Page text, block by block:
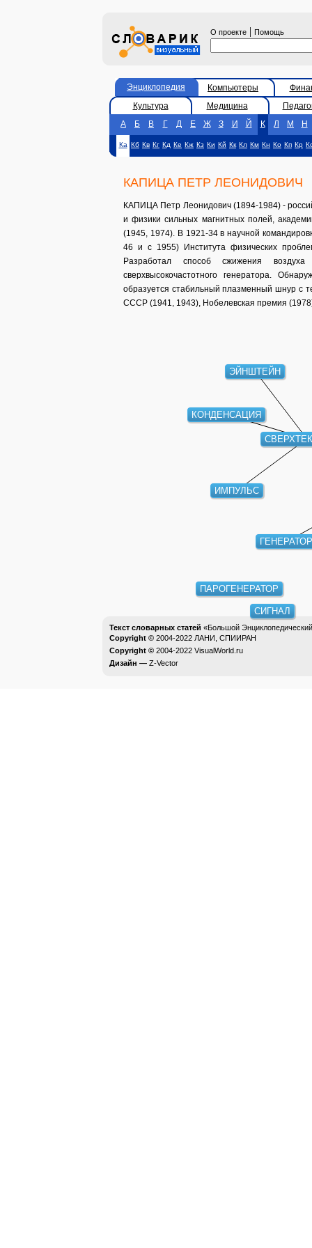
О проекте | Помощь
Энциклопедия Компьютеры
Культура
Медицина
А
Б В Г Д Е Ж З И Й К Л М Н
Ка Кб Кв Кг Кд Ке Кж Кз Ки Кй Кк Кл Км Кн Ко Кп Кр
КАПИЦА ПЕТР ЛЕОНИДОВИЧ
КАПИЦА Петр Леонидович (1894-1984) -
и физики сильных магнитных полей,
(1945, 1974). В 1921-34 в научной
46 и с 1955) Института физических
Разработал способ сжижения
сверхвысокочастотного генератора.
образуется стабильный плазменный шнур с
СССР (1941, 1943), Нобелевская премия
ГЕНЕРАТОР
ЭЙНШТЕЙН
КОНДЕНСАЦИЯ
ИМПУЛЬС
ПАРОГЕНЕРАТОР
СИГНАЛ
Текст словарных статей «Большой
Copyright © 2004-2022 ЛАНИ, СПИИРАН
Copyright © 2004-2022 VisualWorld.ru
Дизайн — Z-Vector